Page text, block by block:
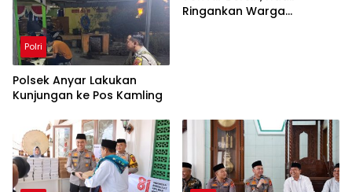
Polri
Polsek Anyar Lakukan
Kunjungan ke Pos Kamling
Ringankan Warga